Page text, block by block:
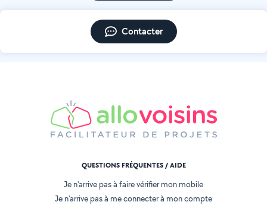
Contacter
QUESTIONS FRÉQUENTES / AIDE
Je n'arrive pas à faire vérifier mon mobile
Je n'arrive pas à me connecter à mon compte